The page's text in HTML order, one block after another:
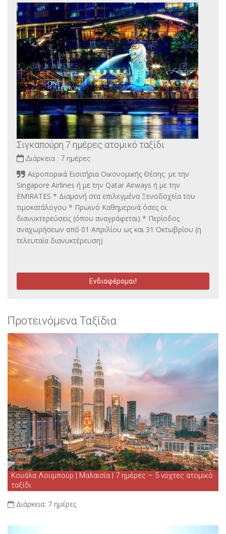
Σιγκαπούρη 7 ημέρες ατομικό ταξίδι
Διάρκεια : 7 ημέρες
Αεροπορικά Εισιτήρια Οικονομικής Θέσης με την
Singapore Airlines ή με την Qatar Airways ή με την
EMIRATES * Διαμονή στα επιλεγμένα Ξενοδοχεία του
τιμοκατάλογου * Πρωινό Καθημερινά όσες οι
διανυκτερεύσεις (όπου αναγράφεται) * Περίοδος
αναχωρήσεων από 01 Απριλίου ως και 31 Οκτωβρίου (η
τελευταία διανυκτέρευση)
Ενδιαφέρομαι!
Προτεινόμενα Ταξίδια
Κουάλα Λουμπούρ | Μαλαισία | 7 ημέρες – 5 νύχτες ατομικό
ταξίδι
Διάρκεια: 7 ημέρες